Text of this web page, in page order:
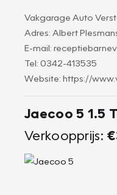
Vakgarage Auto
Adres: Albert
E-mail:
Tel: 0342-413535
Website: https://
Jaecoo 5 1.5
Verkoopprijs: